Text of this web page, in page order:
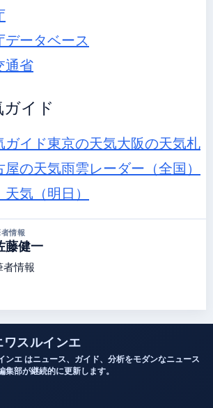
データベース
通省
イド
ガイド東京の天気大阪の天気札
屋の天気雨雲レーダー（全国）
天気（明日）
情報
藤健一
者情報
ワスルインエ
ンエ はニュース、ガイド、分析をモダンなニュース
部が継続的に更新します。